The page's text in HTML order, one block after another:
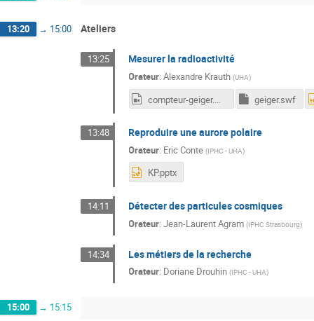
13:20 → 15:00 Ateliers
13:25 Mesurer la radioactivité
Orateur:Alexandre Krauth (UHA)
geiger.swf
13:48 Reproduire une aurore polaire
Orateur: Eric Conte (IPHC - UHA)
KP.pptx
14:11 Détecter des particules cosmiques
Orateur:Jean-Laurent Agram (IPHC Strasbourg)
14:34 Les métiers de la recherche
Orateur: Doriane Drouhin (IPHC - UHA)
15:00 → 15:15